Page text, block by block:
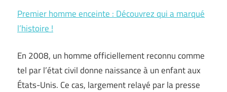
Premier homme enceinte : Découvrez qui a marqué
l’histoire !
En 2008, un homme officiellement reconnu comme
tel par l’état civil donne naissance à un enfant aux
États-Unis. Ce cas, largement relayé par la presse